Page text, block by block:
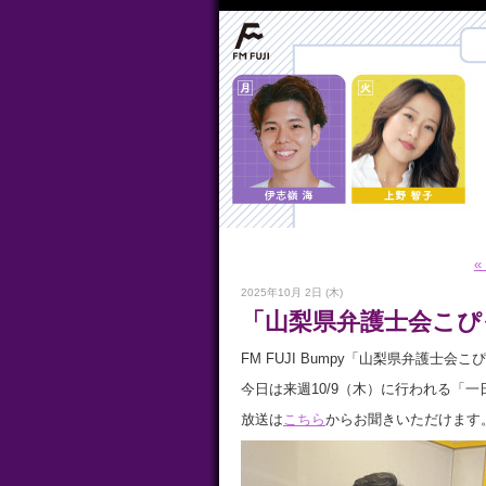
«
2025年10月 2日 (木)
「山梨県弁護士会こ
FM FUJI Bumpy「山梨県弁護士会こ
今日は来週10/9（木）に行われる「
放送はこちらからお聞きいただけます